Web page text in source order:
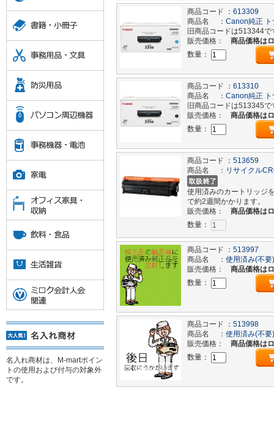
商品コード ： 613309
商品名 ： Canon純正
旧商品コードは513344で
販売価格：
商品価格は
数量：
商品コード ： 613310
商品名 ： Canon純正
旧商品コードは513345で
販売価格：
商品価格は
数量：
商品コード ： 513659
商品名 ： リサイクル
使用済みのカートリッジ
で約2週間かかります。
販売価格：
商品価格は
数量：
商品コード ： 513997
商品名 ： 使用済み(不要
販売価格：
商品価格は
数量：
商品コード ： 513998
商品名 ： 使用済み(不
販売価格：
商品価格は
数量：
名入れ商材は、M-martポイン
トの使用および付与の対象外
です。